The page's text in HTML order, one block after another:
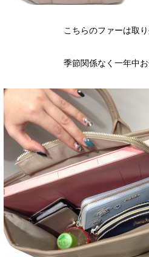
こちらのファーは取
季節関係なく一年中